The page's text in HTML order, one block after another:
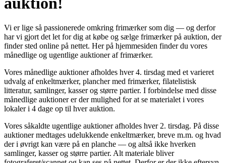
Vi er lige så passionerede omkring frimærker som dig — og derfor
har vi gjort det let for dig at købe og sælge frimærker på auktion, der
finder sted online på nettet. Her på hjemmesiden finder du vores
månedlige og ugentlige auktioner af frimærker.
Vores månedlige auktioner afholdes hver 4. tirsdag med et varieret
udvalg af enkeltmærker, plancher med frimærker, filatelistisk
litteratur, samlinger, kasser og større partier. I forbindelse med disse
månedlige auktioner er der mulighed for at se materialet i vores
lokaler i 4 dage op til hver auktion.
Vores såkaldte ugentlige auktioner afholdes hver 2. tirsdag. På disse
auktioner medtages udelukkende enkeltmærker, breve m.m. og hvad
der i øvrigt kan være på en planche — og altså ikke hverken
samlinger, kasser og større partier. Alt materiale bliver